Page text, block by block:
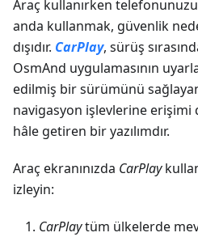
Araç kullanırken
anda kullanmak, güvenlik
dışıdır. CarPlay, sürüş
OsmAnd uygulamasının
edilmiş bir sürümünü
navigasyon işlevlerine erişimi
hâle getiren bir yazılımdır.
Araç ekranınızda CarPlay
izleyin:
CarPlaytüm ülkelerde